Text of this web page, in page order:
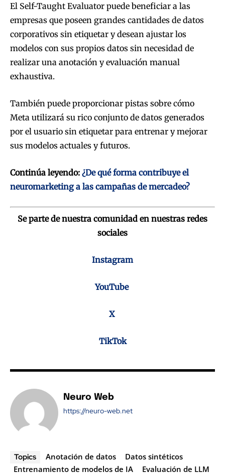
El Self-Taught Evaluator puede beneficiar a las
empresas que poseen grandes cantidades de datos
corporativos sin etiquetar y desean ajustar los
modelos con sus propios datos sin necesidad de
realizar una anotación y evaluación manual
exhaustiva.
También puede proporcionar pistas sobre cómo
Meta utilizará su rico conjunto de datos generados
por el usuario sin etiquetar para entrenar y mejorar
sus modelos actuales y futuros.
Continúa leyendo: ¿De qué forma contribuye el
neuromarketing a las campañas de mercadeo?
Se parte de nuestra comunidad en nuestras redes
sociales
Instagram
YouTube
X
TikTok
Neuro Web
https://neuro-web.net
Topics Anotación de datos
Datos sintéticos
Entrenamiento de modelos de IA
Evaluación de LLM